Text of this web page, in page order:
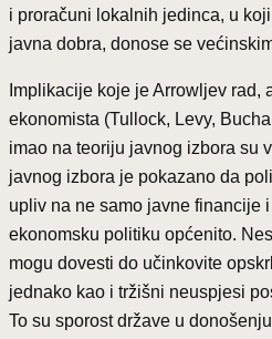
i proračuni lokalnih jedinca, u
javna dobra, donose se
Implikacije koje je Arrowljev rad,
ekonomista (Tullock, Levy,
imao na teoriju javnog izbora su
javnog izbora je pokazano da
upliv na ne samo javne financije
ekonomsku politiku općenito.
mogu dovesti do učinkovite
jednako kao i tržišni neuspjesi
To su sporost države u